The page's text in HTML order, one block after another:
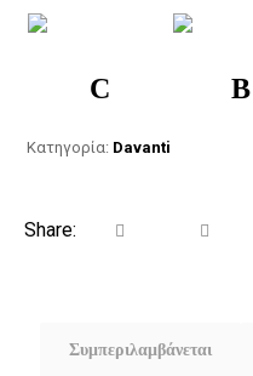
C B
Κατηγορία: Davanti
Συμπεριλαμβάνεται